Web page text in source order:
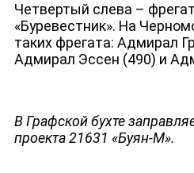
Четвертый слева –
«Буревестник». На
таких фрегата: Адмирал
Адмирал Эссен (490) и
В Графской бухте
проекта 21631 «Буян-М».